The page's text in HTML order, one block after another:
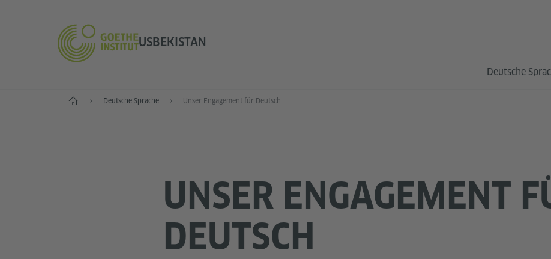
USBEKISTAN
Deutsche
Start Deutsche Sprache Unser Engagement für Deutsch
UNSER ENGAGEMENT
DEUTSCH